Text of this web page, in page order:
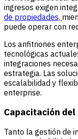
ingresos exigen
de propiedades,
puede operar con
Los anfitriones
tecnológicas
integraciones
estrategia. Las
escalabilidad y
enterprise.
Capacitación
Tanto la gestión de